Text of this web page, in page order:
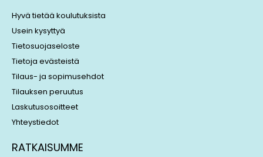
i
n
s
Hyvä tietää koulutuksista
Usein kysyttyä
Tietosuojaseloste
Tietoja evästeistä
Tilaus- ja sopimusehdot
Tilauksen peruutus
Laskutusosoitteet
Yhteystiedot
RATKAISUMME